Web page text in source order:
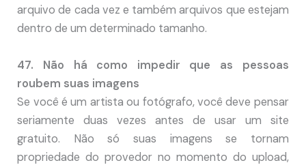
arquivo de cada vez e também arquivos que estejam
dentro de um determinado tamanho.
47. Não há como impedir que as pessoas
roubem suas imagens
Se você é um artista ou fotógrafo, você deve pensar
seriamente duas vezes antes de usar um site
gratuito. Não só suas imagens se tornam
propriedade do provedor no momento do upload,